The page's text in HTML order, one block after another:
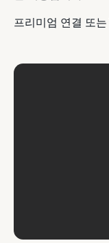
프리미엄 연결 또